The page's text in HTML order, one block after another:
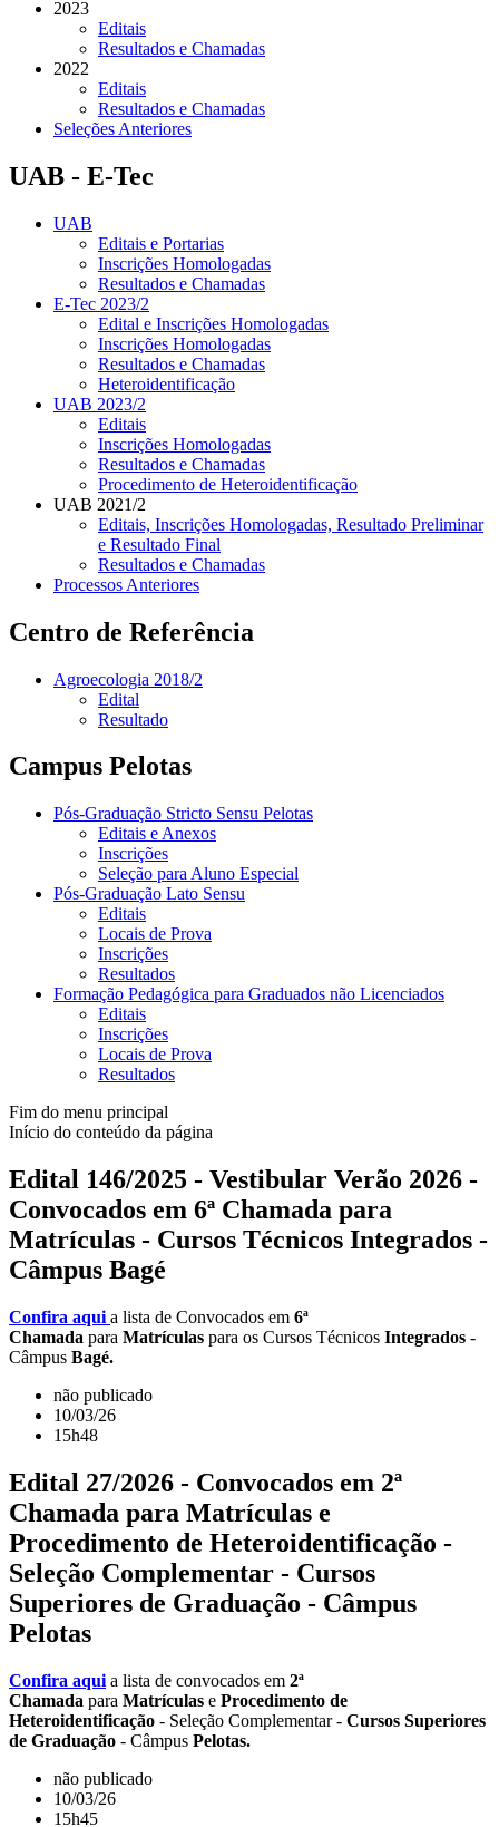
2023
Editais
Resultados e Chamadas
2022
Editais
Resultados e Chamadas
Seleções Anteriores
UAB - E-Tec
UAB
Editais e Portarias
Inscrições Homologadas
Resultados e Chamadas
E-Tec 2023/2
Edital e Inscrições Homologadas
Inscrições Homologadas
Resultados e Chamadas
Heteroidentificação
UAB 2023/2
Editais
Inscrições Homologadas
Resultados e Chamadas
Procedimento de Heteroidentificação
UAB 2021/2
Editais, Inscrições Homologadas, Resultado Preliminar
e Resultado Final
Resultados e Chamadas
Processos Anteriores
Centro de Referência
Agroecologia 2018/2
Edital
Resultado
Campus Pelotas
Pós-Graduação Stricto Sensu Pelotas
Editais e Anexos
Inscrições
Seleção para Aluno Especial
Pós-Graduação Lato Sensu
Editais
Locais de Prova
Inscrições
Resultados
Formação Pedagógica para Graduados não Licenciados
Editais
Inscrições
Locais de Prova
Resultados
Fim do menu principal
Início do conteúdo da página
Edital 146/2025 - Vestibular Verão 2026 -
Convocados em 6ª Chamada para
Matrículas - Cursos Técnicos Integrados -
Câmpus Bagé
Confira aqui a lista de Convocados em 6ª
Chamada para Matrículas para os Cursos Técnicos Integrados -
Câmpus Bagé.
não publicado
10/03/26
15h48
Edital 27/2026 - Convocados em 2ª
Chamada para Matrículas e
Procedimento de Heteroidentificação -
Seleção Complementar - Cursos
Superiores de Graduação - Câmpus
Pelotas
Confira aqui a lista de convocados em 2ª
Chamada para Matrículas e Procedimento de
Heteroidentificação - Seleção Complementar - Cursos Superiores
de Graduação - Câmpus Pelotas.
não publicado
10/03/26
15h45